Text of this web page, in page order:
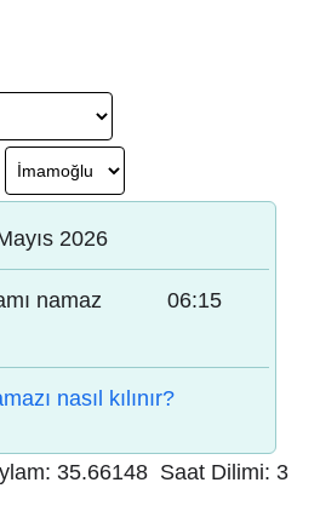
2026
namaz
06:15
nasıl kılınır?
35.66148 Saat Dilimi: 3